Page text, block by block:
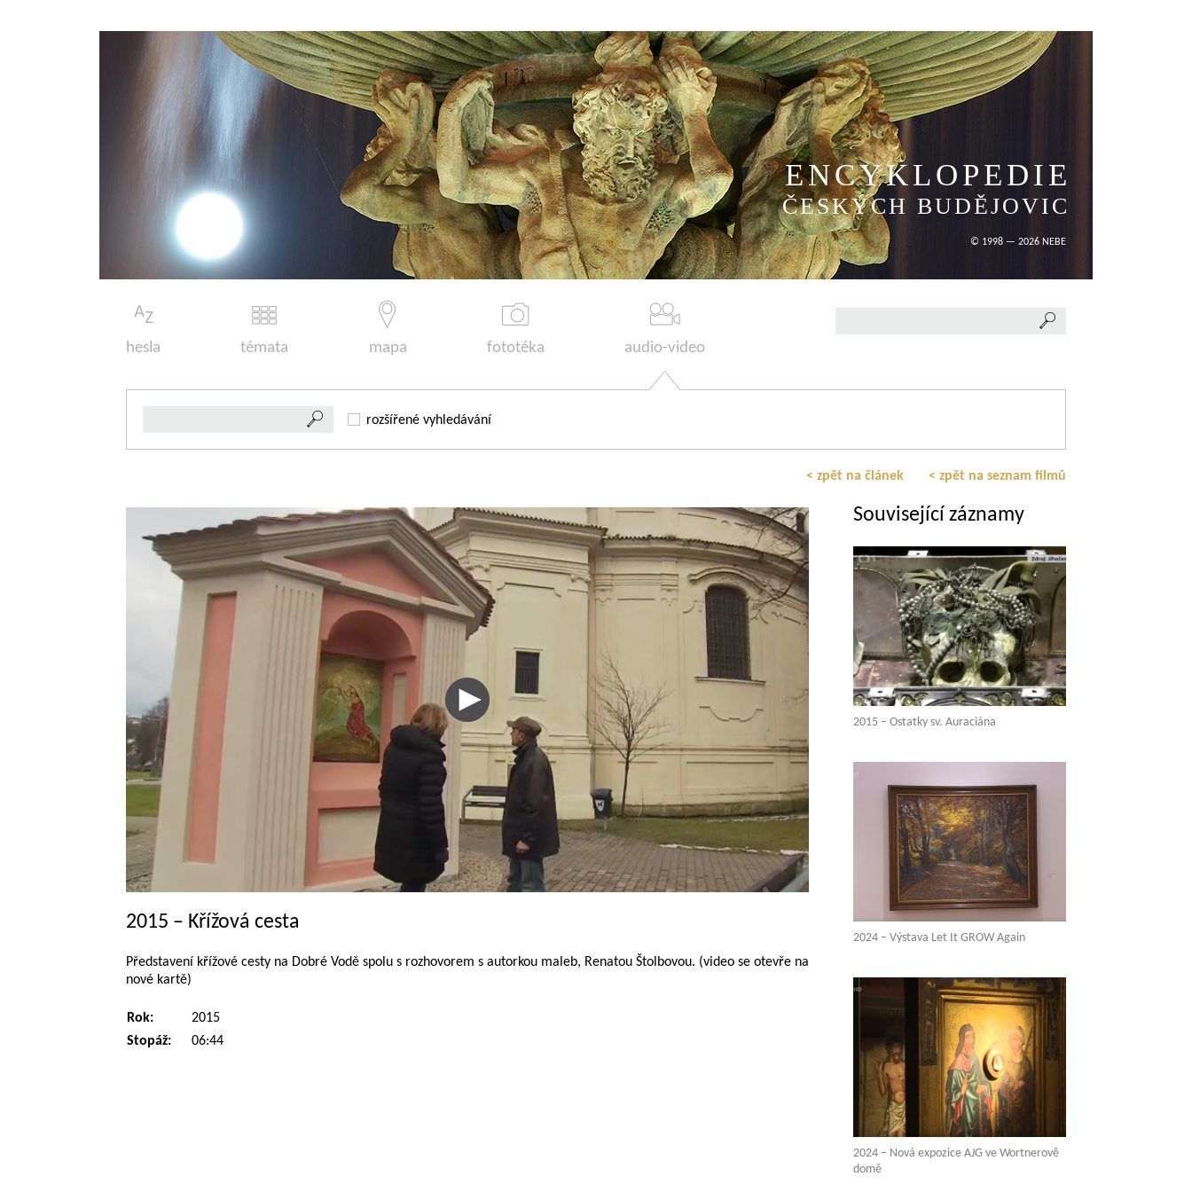
ENCYKLOPEDIE
ČESKÝCH BUDĚJOVIC
© 1998 — 2026 NEBE
hesla témata mapa fototéka audio-video
rozšířené vyhledávání
< zpět na článek < zpět na seznam filmů
2015 – Křížová cesta
Představení křížové cesty na Dobré Vodě spolu s rozhovorem s autorkou maleb, Renatou Štolbovou. (video se otevře na
nové kartě)
Rok:
2015
Stopáž:
06:44
Související záznamy
2015 – Ostatky sv. Auraciána
2024 – Výstava Let It GROW Again
2024 – Nová expozice AJG ve Wortnerově
domě